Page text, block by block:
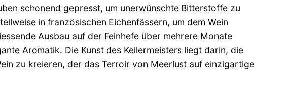
schonend gepresst, um unerwünschte Bitterstoffe zu
in französischen Eichenfässern, um dem Wein
Ausbau auf der Feinhefe über mehrere Monate
Aromatik. Die Kunst des Kellermeisters liegt darin, die
zu kreieren, der das Terroir von Meerlust auf einzigartige